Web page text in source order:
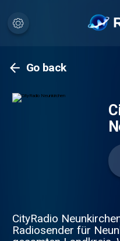
Go back
CityRadio
Radiosender für